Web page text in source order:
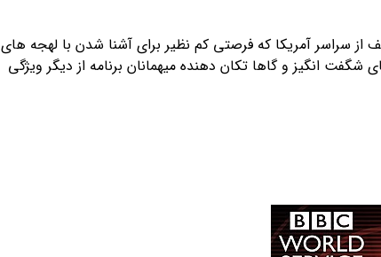
از سراسر آمریکا که فرصتی کم نظیر برای آشنا شدن با لهجه های
شگفت انگیز و گاها تکان دهنده میهمانان برنامه از دیگر ویژگی